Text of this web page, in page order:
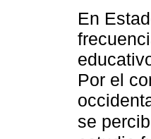
En
Por el
se